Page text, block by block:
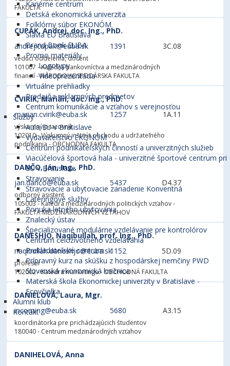
Kariérne centrum
Detská ekonomická univerzita
Folklórny súbor EKONÓM
Slávia EU Bratislava
Brand Book EUBA
Promo materiály
Logotypy
Videoprezentácia
Virtuálne prehliadky
Predajňa reklamných predmetov
Centrum komunikácie a vzťahov s verejnosťou
Služby
Aula EU v Bratislave
Vydavateľstvo EKONÓM
Centrum podnikateľských činností a univerzitných služieb
Viacúčelová športová hala - univerzitné športové centrum pri
EU v Bratislave
Stravovanie
Stravovacie a ubytovacie zariadenie Konventná
Cateringové služby
Ponuka letného ubytovania
Znalecký ústav
Špecializované modulárne vzdelávanie pre kontrolórov
Centrum celoživotného vzdelávania
Prekladateľské centrum
Prípravný kurz na skúšku z hospodárskej nemčiny PWD
Slovenská ekonomická knižnica
Materská škola Ekonomickej univerzity v Bratislave -
Ecovčielka
Alumni klub
Kontakt
FAKULTA
CUPÁK, Andrej, doc. Ing., PhD.
andrej.cupak@euba.sk
1391 3C.08
vedúci oddelenia, docent
101007 - Katedra bankovníctva a medzinárodných
financií- NÁRODOHOSPODÁRSKA FAKULTA
ČVIRIK, Marián, doc. Ing., PhD.
marian.cvirik@euba.sk
1257 1A.11
výskumný pracovník
102010 - Výskumný inštitút obchodu a udržateľného
podnikania- OBCHODNÁ FAKULTA
DANČO, Ján, Ing., PhD.
jan.danco@euba.sk
5437 D4.37
odborný asistent
105003 - Katedra medzinárodných politických vzťahov-
FAKULTA MEDZINÁRODNÝCH VZŤAHOV
DANESHJO, Naqibullah, prof. Ing., PhD.
naqibullah.daneshjo@euba.sk1152 5D.09
profesor
102002 - Katedra marketingu- OBCHODNÁ FAKULTA
DANIELOVÁ, Laura, Mgr.
incoming@euba.sk
5680 A3.15
koordinátorka pre prichádzajúcich študentov
180040 - Centrum medzinárodných vzťahov
DANIHELOVÁ, Anna